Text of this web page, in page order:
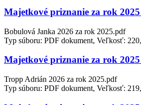
Majetkové priznanie za rok
Bobulová Janka 2026 za rok 2025.pdf
Typ súboru: PDF dokument, Veľkosť:
Majetkové priznanie za rok
Tropp Adrián 2026 za rok 2025.pdf
Typ súboru: PDF dokument, Veľkosť: